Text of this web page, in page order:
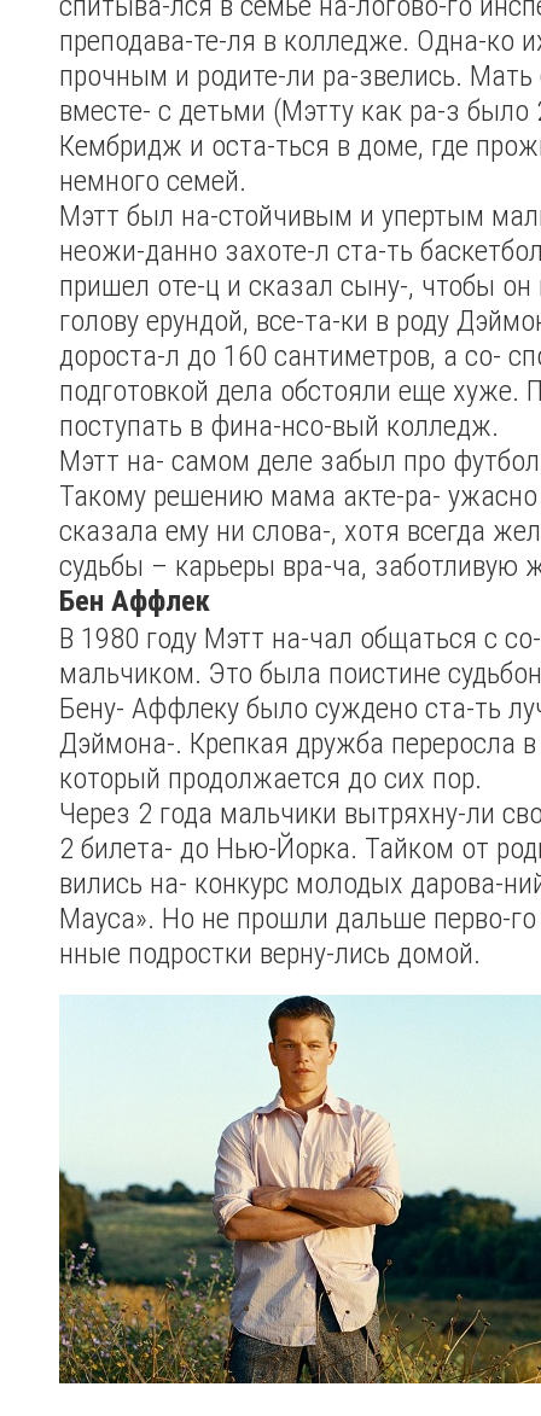
преподава-те-ля в колледже. Одна-ко
прочным и родите-ли ра-звелись.
вместе- с детьми (Мэтту как ра-з было
Кембридж и оста-ться в доме, где
немного семей.
Мэтт был на-стойчивым и упертым
неожи-данно захоте-л ста-ть
пришел оте-ц и сказал сыну-, чтобы
голову ерундой, все-та-ки в роду
дороста-л до 160 сантиметров, а со-
подготовкой дела обстояли еще хуже.
поступать в фина-нсо-вый колледж.
Мэтт на- самом деле забыл про
Такому решению мама акте-ра-
сказала ему ни слова-, хотя всегда
судьбы – карьеры вра-ча, заботливую
Бен Аффлек
В 1980 году Мэтт на-чал общаться с
мальчиком. Это была поистине
Бену- Аффлеку было суждено ста-ть
Дэймона-. Крепкая дружба переросла
который продолжается до сих пор.
Через 2 года мальчики вытряхну-ли
2 билета- до Нью-Йорка. Тайком от
вились на- конкурс молодых дарова-
Мауса». Но не прошли дальше перво-го
нные подростки верну-лись домой.